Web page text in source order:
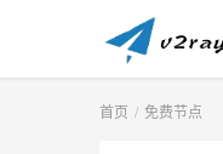
首页 免费节点